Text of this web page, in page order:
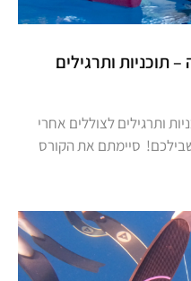
תוכניות ותרגילים
ותרגילים לצוללים אחרי
סיימתם את הקורס